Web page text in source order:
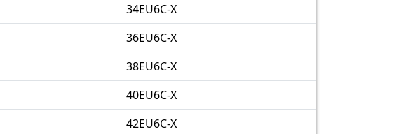
34EU6C-X
36EU6C-X
38EU6C-X
40EU6C-X
42EU6C-X